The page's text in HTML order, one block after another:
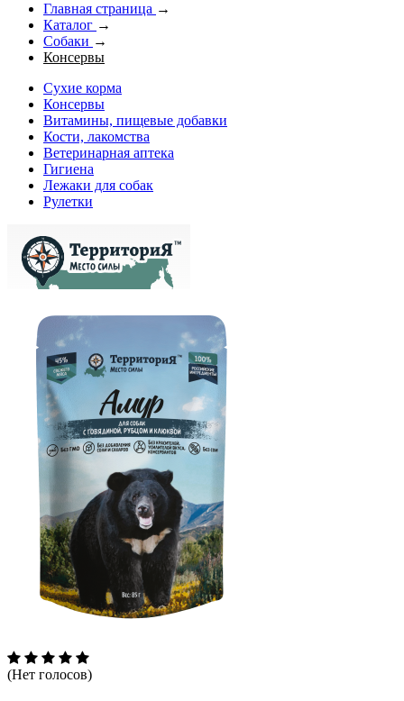
Главная страница →
Каталог →
Собаки →
Консервы
Сухие корма
Консервы
Витамины, пищевые добавки
Кости, лакомства
Ветеринарная аптека
Гигиена
Лежаки для собак
Рулетки
(Нет голосов)